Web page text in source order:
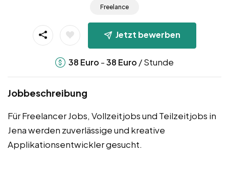
Freelance
Jetzt bewerben
38 Euro -38 Euro / Stunde
Jobbeschreibung
Für Freelancer Jobs, Vollzeitjobs und Teilzeitjobs in
Jena werden zuverlässige und kreative
Applikationsentwickler gesucht.